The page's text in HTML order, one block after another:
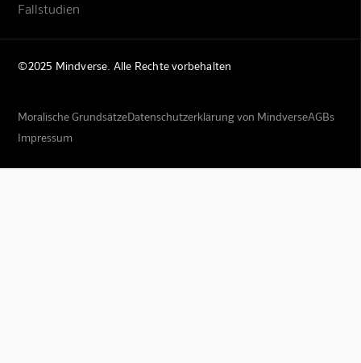
Fallstudien
©2025 Mindverse. Alle Rechte vorbehalten
Moralische GrundsätzeDatenschutzerklärung von MindverseAGBs
Impressum